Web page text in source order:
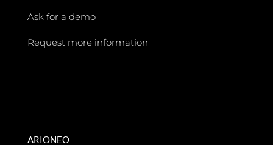
Ask for a demo
Request more information
ARIONEO